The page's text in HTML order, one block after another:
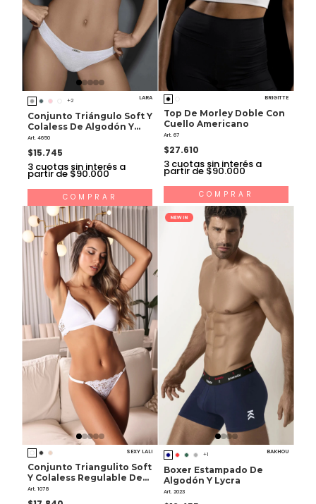
+2 LARA
Conjunto Triángulo Soft Y
Colaless De Algodón Y
Lycra
Art. 4650
$15.745
3 cuotas sin interés a
partir de $90.000
COMPRAR
BRIGITTE
Top De Morley Doble Con
Cuello Americano
Art. 67
$27.610
3 cuotas sin interés a
partir de $90.000
COMPRAR
SEXY LALI
Conjunto Triangulito Soft
Y Colaless Regulable De
Puntilla
Art. 1078
+1 BAKHOU
Boxer Estampado De
Algodón Y Lycra
Art. 2023